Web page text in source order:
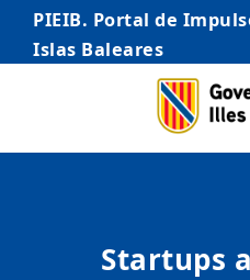
PIEIB. Portal de
Islas Baleares
INICIO
AUTÓNOMO/AUTÓNOMA
Startups